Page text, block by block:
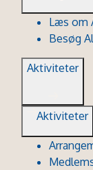
Læs om
Besøg
Aktiviteter
Aktiviteter